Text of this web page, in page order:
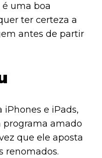
é uma boa
ter certeza a
antes de partir
iPhones e iPads,
programa amado
que ele aposta
renomados.